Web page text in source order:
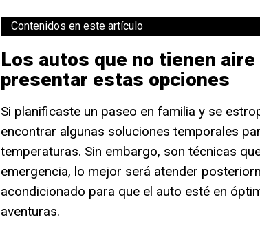
Contenidos en este artículo
Los autos que no tienen
presentar estas opciones
Si planificaste un paseo en familia y se
encontrar algunas soluciones temporales
temperaturas. Sin embargo, son técnicas
emergencia, lo mejor será atender
acondicionado para que el auto esté en
aventuras.